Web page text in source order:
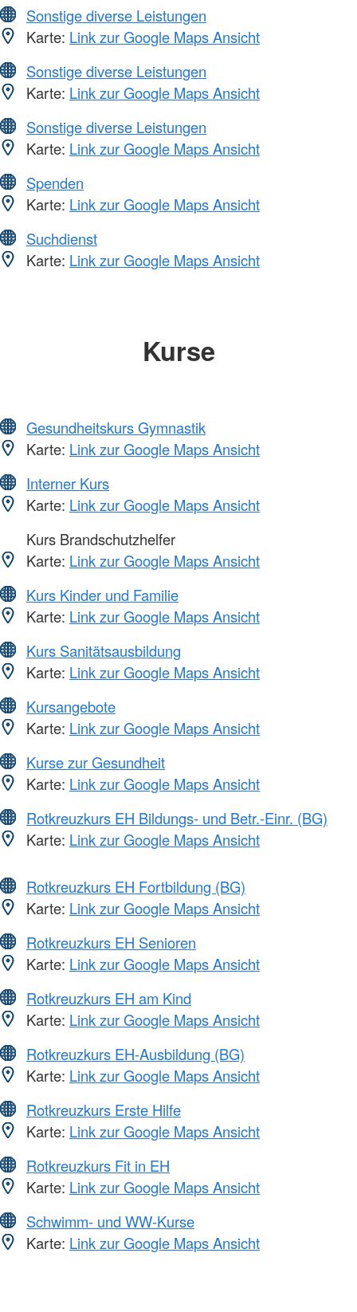
Sonstige diverse Leistungen
Karte: Link zur Google Maps Ansicht
Sonstige diverse Leistungen
Karte: Link zur Google Maps Ansicht
Sonstige diverse Leistungen
Karte: Link zur Google Maps Ansicht
Spenden
Karte: Link zur Google Maps Ansicht
Suchdienst
Karte: Link zur Google Maps Ansicht
Kurse
Gesundheitskurs Gymnastik
Karte: Link zur Google Maps Ansicht
Interner Kurs
Karte: Link zur Google Maps Ansicht
Kurs Brandschutzhelfer
Karte: Link zur Google Maps Ansicht
Kurs Kinder und Familie
Karte: Link zur Google Maps Ansicht
Kurs Sanitätsausbildung
Karte: Link zur Google Maps Ansicht
Kursangebote
Karte: Link zur Google Maps Ansicht
Kurse zur Gesundheit
Karte: Link zur Google Maps Ansicht
Rotkreuzkurs EH Bildungs- und Betr.-Einr. (BG)
Karte: Link zur Google Maps Ansicht
Rotkreuzkurs EH Fortbildung (BG)
Karte: Link zur Google Maps Ansicht
Rotkreuzkurs EH Senioren
Karte: Link zur Google Maps Ansicht
Rotkreuzkurs EH am Kind
Karte: Link zur Google Maps Ansicht
Rotkreuzkurs EH-Ausbildung (BG)
Karte: Link zur Google Maps Ansicht
Rotkreuzkurs Erste Hilfe
Karte: Link zur Google Maps Ansicht
Rotkreuzkurs Fit in EH
Karte: Link zur Google Maps Ansicht
Schwimm- und WW-Kurse
Karte: Link zur Google Maps Ansicht